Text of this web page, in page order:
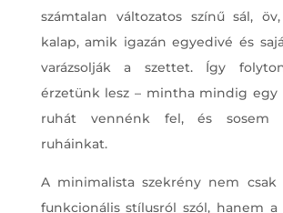
számtalan változatos színű sál,
kalap, amik igazán egyedivé és
varázsolják a szettet. Így
érzetünk lesz – mintha mindig egy
ruhát vennénk fel, és sosem
ruháinkat.
A minimalista szekrény nem csak
funkcionális stílusról szól, hanem a